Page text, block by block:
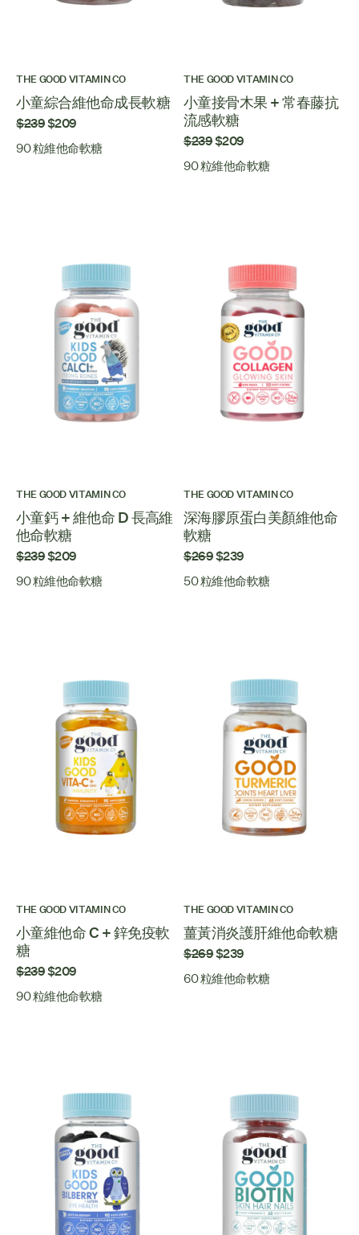
THE GOOD VITAMIN CO
小童綜合維他命成長軟糖
$239$209
90 粒維他命軟糖
THE GOOD VITAMIN CO
小童接骨木果 + 常春藤抗
流感軟糖
$239$209
90 粒維他命軟糖
THE GOOD VITAMIN CO
小童鈣 + 維他命 D 長高維
他命軟糖
$239$209
90 粒維他命軟糖
THE GOOD VITAMIN CO
深海膠原蛋白美顏維他命
軟糖
$269$239
50 粒維他命軟糖
THE GOOD VITAMIN CO
小童維他命 C + 鋅免疫軟
糖
$239$209
90 粒維他命軟糖
THE GOOD VITAMIN CO
薑黃消炎護肝維他命軟糖
$269$239
60 粒維他命軟糖